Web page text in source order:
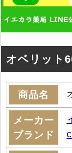
オベリット
商品名
メーカー
ブランド